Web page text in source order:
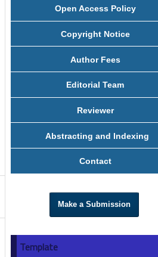
Open Access Policy
Copyright Notice
Author Fees
Editorial Team
Reviewer
Abstracting and Indexing
Contact
Make a Submission
Template